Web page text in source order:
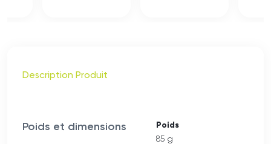
Description Produit
Poids et dimensions Poids
85 g